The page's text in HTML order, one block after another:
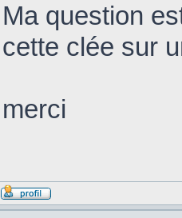
Ma question
cette clée sur
merci